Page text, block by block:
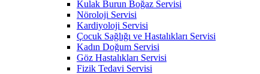
Kulak Burun Boğaz Servisi
Nöroloji Servisi
Kardiyoloji Servisi
Çocuk Sağlığı ve Hastalıkları Servisi
Kadın Doğum Servisi
Göz Hastalıkları Servisi
Fizik Tedavi Servisi